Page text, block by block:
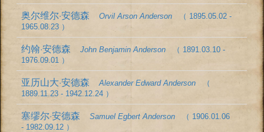
奥尔维尔·安德森Orvil Arson Anderson
（ 1895.05.02 -
1965.08.23 ）
约翰·安德森John Benjamin Anderson
（ 1891.03.10 -
1976.09.01 ）
亚历山大·安德森Alexander Edward Anderson
（
1889.11.23 - 1942.12.24 ）
塞缪尔·安德森Samuel Egbert Anderson
（ 1906.01.06
- 1982.09.12 ）